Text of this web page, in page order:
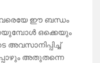
ഈ ബന്ധം
ഒക്കെയും
അതുതന്നെ